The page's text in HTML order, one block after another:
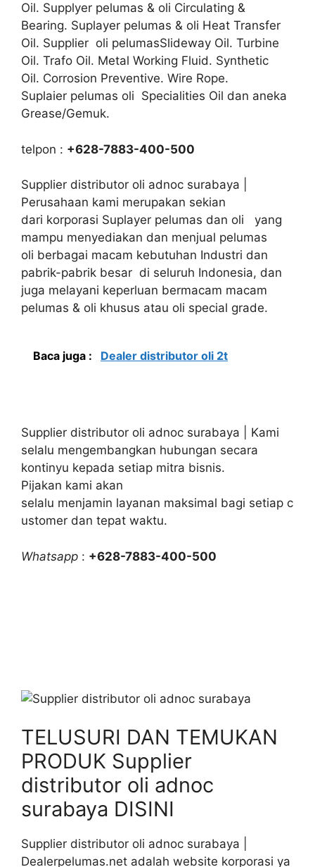
Oil. Supplyer pelumas & oli Circulating &
Bearing. Suplayer pelumas & oli Heat Transfer
Oil. Supplier oli pelumasSlideway Oil. Turbine
Oil. Trafo Oil. Metal Working Fluid. Synthetic
Oil. Corrosion Preventive. Wire Rope.
Suplaier pelumas oli Specialities Oil dan aneka
Grease/Gemuk.
telpon : +628-7883-400-500
Supplier distributor oli adnoc surabaya |
Perusahaan kami merupakan sekian
dari korporasi Suplayer pelumas dan oli yang
mampu menyediakan dan menjual pelumas
oli berbagai macam kebutuhan Industri dan
pabrik-pabrik besar di seluruh Indonesia, dan
juga melayani keperluan bermacam macam
pelumas & oli khusus atau oli special grade.
Baca juga : Dealer distributor oli 2t
Supplier distributor oli adnoc surabaya | Kami
selalu mengembangkan hubungan secara
kontinyu kepada setiap mitra bisnis.
Pijakan kami akan
selalu menjamin layanan maksimal bagi setiap c
ustomer dan tepat waktu.
Whatsapp : +628-7883-400-500
TELUSURI DAN TEMUKAN
PRODUK Supplier
distributor oli adnoc
surabaya DISINI
Supplier distributor oli adnoc surabaya |
Dealerpelumas.net adalah website korporasi ya